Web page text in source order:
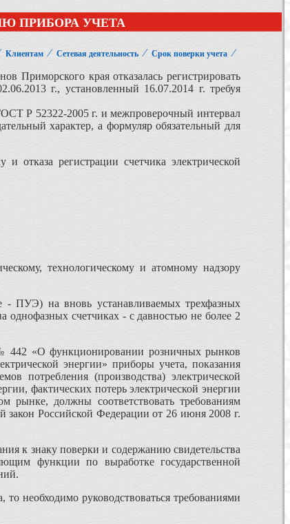
ПРИБОРА УЧЕТА
Клиентам ⁄ Сетевая деятельность ⁄ Срок поверки учета ⁄
Приморского края отказалась регистрировать
г., установленный 16.07.2014 г. требуя
Р 52322-2005 г. и межпроверочный интервал
характер, а формуляр обязательный для
отказа регистрации счетчика электрической
технологическому и атомному надзору
- ПУЭ) на вновь устанавливаемых трехфазных
однофазных счетчиках - с давностью не более 2
442 «О функционировании розничных рынков
энергии» приборы учета, показания
потребления (производства) электрической
фактических потерь электрической энергии
рынке, должны соответствовать требованиям
закон Российской Федерации от 26 июня 2008 г.
к знаку поверки и содержанию свидетельства
функции по выработке государственной
необходимо руководствоваться требованиями